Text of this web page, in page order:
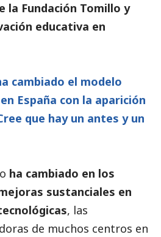
la Fundación Tomillo y
educativa en
cambiado el modelo
España con la aparición
que hay un antes y un
ha cambiado en los
sustanciales en
, las
de muchos centros en